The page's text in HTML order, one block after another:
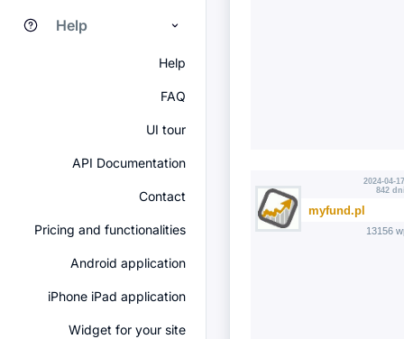
Help
Help
FAQ
UI tour
API Documentation
Contact
Pricing and functionalities
Android application
iPhone iPad application
Widget for your site
2024-04-
842
myfund.pl
13156